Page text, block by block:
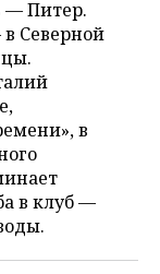
— Питер.
Северной
в
в клуб —